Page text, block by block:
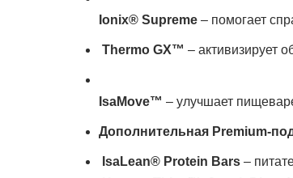
Ionix® Supreme – помогает
Thermo GX™ – активизирует
IsaMove™ – улучшает
Дополнительная Premium-
IsaLean® Protein Bars –